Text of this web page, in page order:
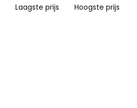
Laagste prijs Hoogste prijs